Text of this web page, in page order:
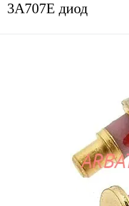
3А707Е диод